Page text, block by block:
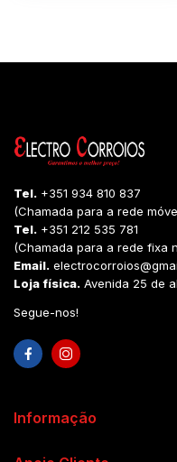
Tel. +351 934 810 837
(Chamada para a rede
Tel. +351 212 535 781
(Chamada para a rede fixa
Email.
Loja física. Avenida 25 de
Segue-nos!
Informação